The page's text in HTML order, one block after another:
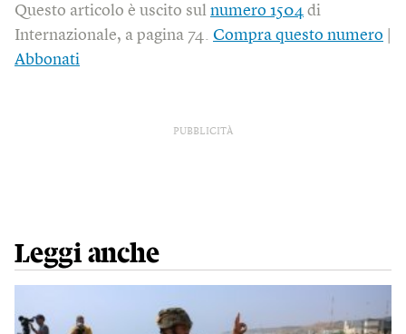
Questo articolo è uscito sul numero 1504 di
Internazionale, a pagina 74. Compra questo numero
Abbonati
PUBBLICITÀ
Leggi anche